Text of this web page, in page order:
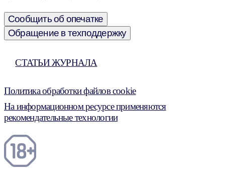
Сообщить об опечатке
Обращение в техподдержку
СТАТЬИ ЖУРНАЛА
Политика обработки файлов cookie
На информационном ресурсе применяются
рекомендательные технологии